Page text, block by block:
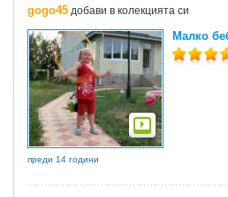
gogo45 добави в колекцията си
Малко
преди 14 години